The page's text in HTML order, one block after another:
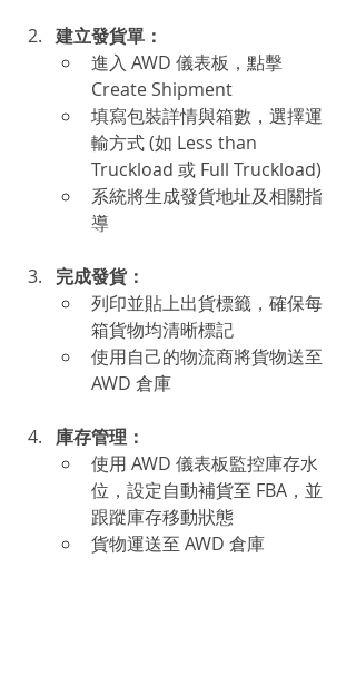
建立發貨單：
進入 AWD 儀表板，點擊
Create Shipment
填寫包裝詳情與箱數，選擇運
輸方式 (如 Less than
Truckload 或 Full Truckload)
系統將生成發貨地址及相關指
導
完成發貨：
列印並貼上出貨標籤，確保每
箱貨物均清晰標記
使用自己的物流商將貨物送至
AWD 倉庫
庫存管理：
使用 AWD 儀表板監控庫存水
位，設定自動補貨至 FBA，並
跟蹤庫存移動狀態
貨物運送至 AWD 倉庫